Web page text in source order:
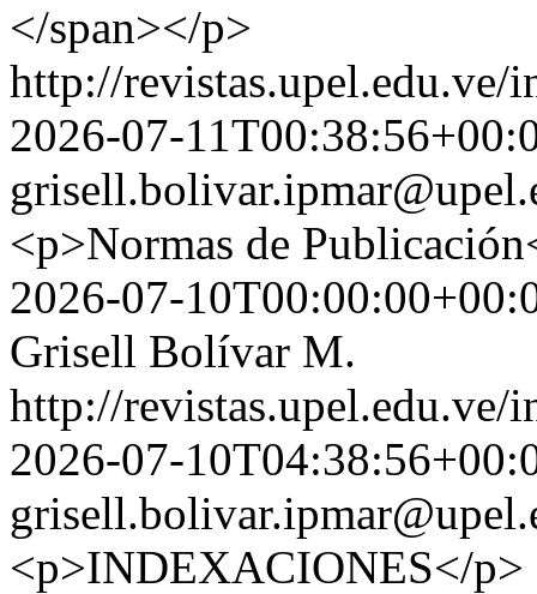
</span></p>
http://
2026-07-
<p>Normas de
2026-07-
Grisell Bolívar M.
http://
2026-07-
<p>INDEXACIONES</p>